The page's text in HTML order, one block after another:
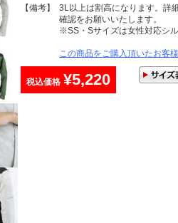
【備考】
3L以上は割高になります。詳
確認をお願いいたします。
※SS・Sサイズは女性対応シル
この商品をご購入頂いたお客
税込価格 ¥5,220